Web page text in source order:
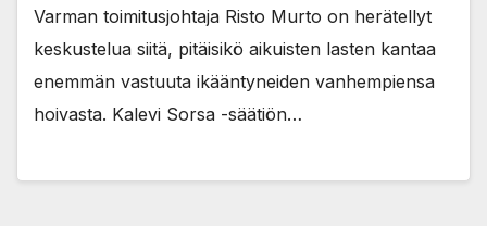
Varman toimitusjohtaja Risto Murto on herätellyt
keskustelua siitä, pitäisikö aikuisten lasten kantaa
enemmän vastuuta ikääntyneiden vanhempiensa
hoivasta. Kalevi Sorsa -säätiön…